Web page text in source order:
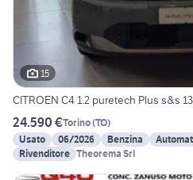
15
CITROEN C4 1.2 puretech Plus s&s
24.590 €Torino(TO)
Usato
06/2026 Benzina
Rivenditore Theorema Srl